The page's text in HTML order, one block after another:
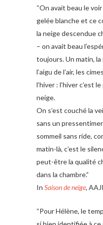
“On avait beau le
gelée blanche et ce
la neige descendue
– on avait beau
toujours. Un matin,
l’aigu de l’air, les
l’hiver : l’hiver c’est
neige.
On s’est couché la
sans un
sommeil sans ride,
matin-là, c’est le
peut-être la qualité
dans la chambre.”
In Saison de neige,
“Pour Hélène, le